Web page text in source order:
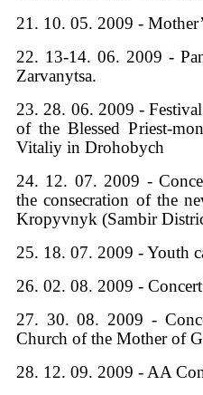
21. 10. 05. 2009 -
22. 13-14. 06. 2009 -
Zarvanytsa.
23. 28. 06. 2009 -
of the Blessed Priest-
Vitaliy in Drohobych
24. 12. 07. 2009 -
the consecration of the
Kropyvnyk (Sambir
25. 18. 07. 2009 - Youth
26. 02. 08. 2009 -
27. 30. 08. 2009 -
Church of the Mother of
28. 12. 09. 2009 - AA